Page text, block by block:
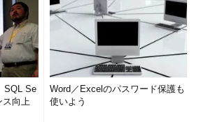
SQL Se
ス向上
Word／Excelのパスワード保護も
使いよう